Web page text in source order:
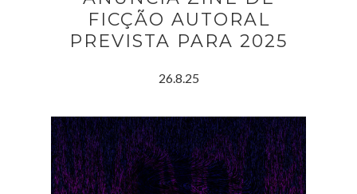
FICÇÃO AUTORAL
PREVISTA PARA 2025
26.8.25